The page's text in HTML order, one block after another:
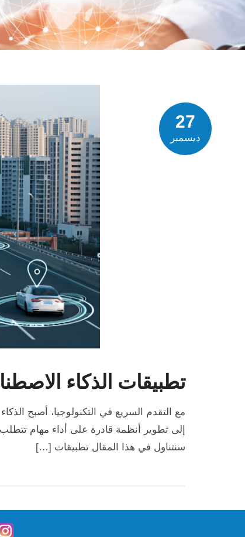
27
ديسمبر
تطبيقات الذكاء
مع التقدم السريع في التكنولوجيا، أصبح
إلى تطوير أنظمة قادرة على أداء مهام
سنتناول في هذا المقال تطبيقات […]